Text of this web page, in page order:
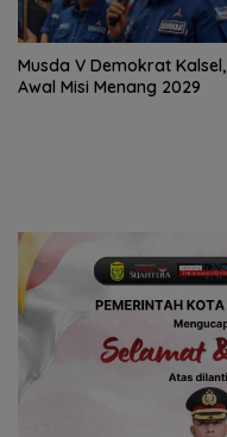
Musda V Demokrat Kalsel,
Awal Misi Menang 2029